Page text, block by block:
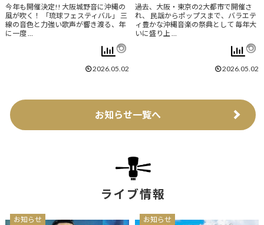
今年も開催決定!! 大阪城野音に沖縄の
風が吹く！ 「琉球フェスティバル」 三
線の音色と力強い歌声が響き渡る、年
に一度 …
2026.05.02
過去、大阪・東京の2大都市で開催さ
れ、 民謡からポップスまで、バラエテ
ィ豊かな沖縄音楽の祭典として 毎年大
いに盛り上 …
2026.05.02
お知らせ一覧へ
ライブ情報
お知らせ お知らせ